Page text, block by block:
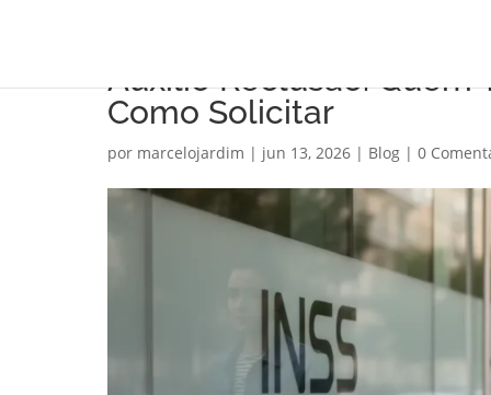
Auxílio Reclusão: Quem
Como Solicitar
por marcelojardim | jun 13, 2026 | Blog | 0